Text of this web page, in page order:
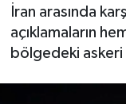
İran arasında
açıklamaların
bölgedeki
Kültür -